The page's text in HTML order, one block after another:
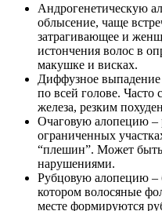
Андрогенетическую
облысение, чаще
затрагивающее и
истончения волос в
макушке и висках.
Диффузное выпадение
по всей голове. Часто
железа, резким
Очаговую алопецию –
ограниченных
“плешин”. Может
нарушениями.
Рубцовую алопецию –
котором волосяные
месте формируются